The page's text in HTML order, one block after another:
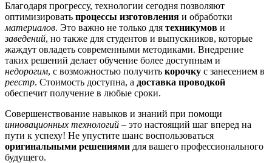
Благодаря прогрессу, технологии сегодня позволяют
оптимизировать процессы изготовления и обработки
материалов. Это важно не только для техникумов и
заведений, но также для студентов и выпускников, которые
жаждут овладеть современными методиками. Внедрение
таких решений делает обучение более доступным и
недорогим, с возможностью получить корочку с занесением в
реестр. Стоимость доступна, а доставка проводкой
обеспечит получение в любые сроки.
Совершенствование навыков и знаний при помощи
инновационных технологий – это настоящий шаг вперед на
пути к успеху! Не упустите шанс воспользоваться
оригинальными решениями для вашего профессионального
будущего.